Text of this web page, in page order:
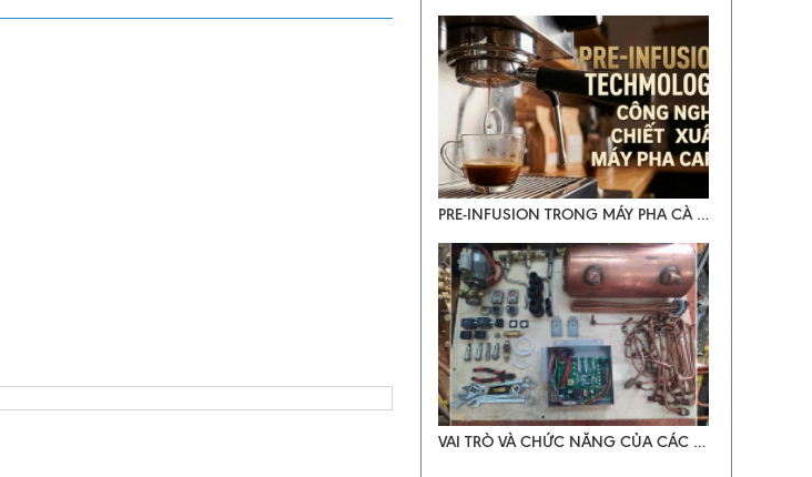
PRE-INFUSION TRONG MÁY PHA CÀ PHÊ
VAI TRÒ VÀ CHỨC NĂNG CỦA CÁC LINH KIỆN TRONG MÁY PHA CÀ PHÊ CHUYÊN NGHIỆP